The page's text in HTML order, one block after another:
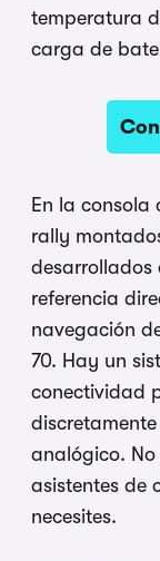
temperatura
carga de
En la consola
rally
desarrollados
referencia
navegación
70. Hay un
conectividad
analógico.
asistentes de
necesites.